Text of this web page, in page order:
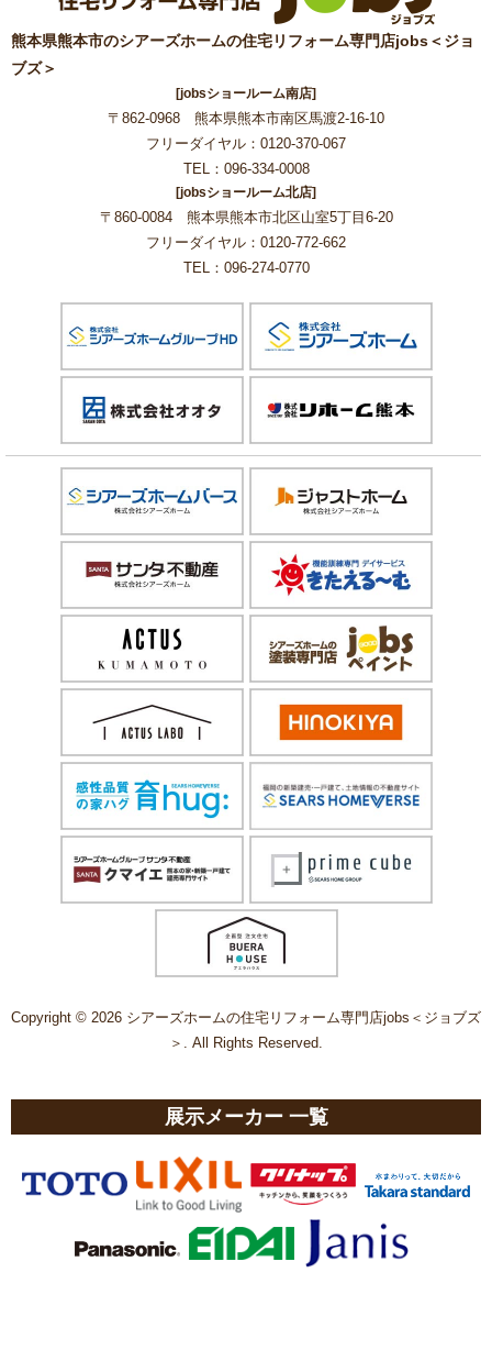
熊本県熊本市のシアーズホームの住宅リフォーム専門店jobs＜ジョ
ブズ＞
[jobsショールーム南店]
〒862-0968 熊本県熊本市南区馬渡2-16-10
フリーダイヤル：0120-370-067
TEL：096-334-0008
[jobsショールーム北店]
〒860-0084 熊本県熊本市北区山室5丁目6-20
フリーダイヤル：0120-772-662
TEL：096-274-0770
Copyright © 2026 シアーズホームの住宅リフォーム専門店jobs＜ジョブズ
＞. All Rights Reserved.
展示メーカー 一覧